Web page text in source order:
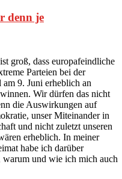
denn je
groß, dass europafeindliche
Parteien bei der
9. Juni erheblich an
Wir dürfen das nicht
die Auswirkungen auf
unser Miteinander in
und nicht zuletzt unseren
erheblich. In meiner
habe ich darüber
warum und wie ich mich auch